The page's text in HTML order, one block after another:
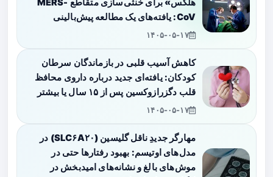
هلکس» برای خنثی‌سازی متقاطع MERS-
CoV: یافته‌های یک مطالعه پیش‌بالینی
۱۴۰۵-۰۵-۱۷
کاهش آسیب قلبی در بازماندگان سرطان
کودکان: یافته‌ای جدید درباره داروی محافظ
قلب دگزرازوکسین پس از ۱۵ سال یا بیشتر
۱۴۰۵-۰۵-۱۷
مهارگر جدیدِ ناقل گلیسین (SLC۶A۲۰) در
مدل‌های اوتیسم: بهبود رفتارها حتی در
موش‌های بالغ و نشانه‌های امیدبخش در